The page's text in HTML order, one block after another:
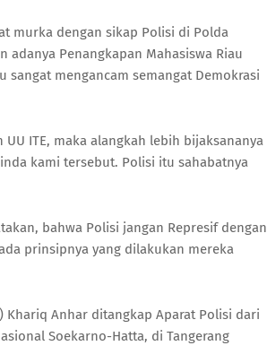
murka dengan sikap Polisi di Polda
Penangkapan Mahasiswa Riau
mengancam semangat Demokrasi
ITE, maka alangkah lebih bijaksananya
kami tersebut. Polisi itu sahabatnya
bahwa Polisi jangan Represif dengan
prinsipnya yang dilakukan mereka
Khariq Anhar ditangkap Aparat Polisi dari
Soekarno-Hatta, di Tangerang